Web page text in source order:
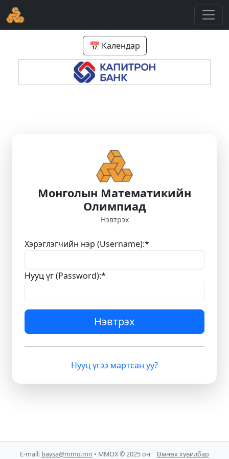
📅 Календар
Монголын Математикийн
Олимпиад
Нэвтрэх
Хэрэглэгчийн нэр (Username):*
Нууц үг (Password):*
Нэвтрэх
Нууц үгээ мартсан уу?
E-mail: baysa@mmo.mn • ММОХ © 2025 он Өмнөх хувилбар